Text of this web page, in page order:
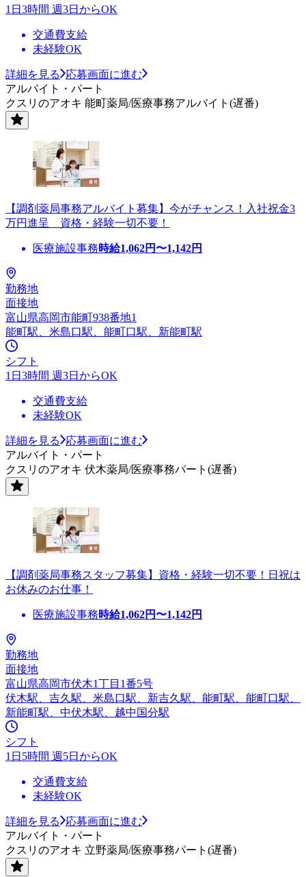
1日3時間 週3日からOK
交通費支給
未経験OK
詳細を見る
応募画面に進む
アルバイト・パート
クスリのアオキ 能町薬局/医療事務アルバイト(遅番)
【調剤薬局事務アルバイト募集】今がチャンス！入社祝金3
万円進呈 資格・経験一切不要！
医療施設事務時給1,062円〜1,142円
勤務地
面接地
富山県高岡市能町938番地1
能町駅、米島口駅、能町口駅、新能町駅
シフト
1日3時間 週3日からOK
交通費支給
未経験OK
詳細を見る
応募画面に進む
アルバイト・パート
クスリのアオキ 伏木薬局/医療事務パート(遅番)
【調剤薬局事務スタッフ募集】資格・経験一切不要！日祝は
お休みのお仕事！
医療施設事務時給1,062円〜1,142円
勤務地
面接地
富山県高岡市伏木1丁目1番5号
伏木駅、吉久駅、米島口駅、新吉久駅、能町駅、能町口駅、
新能町駅、中伏木駅、越中国分駅
シフト
1日5時間 週5日からOK
交通費支給
未経験OK
詳細を見る
応募画面に進む
アルバイト・パート
クスリのアオキ 立野薬局/医療事務パート(遅番)